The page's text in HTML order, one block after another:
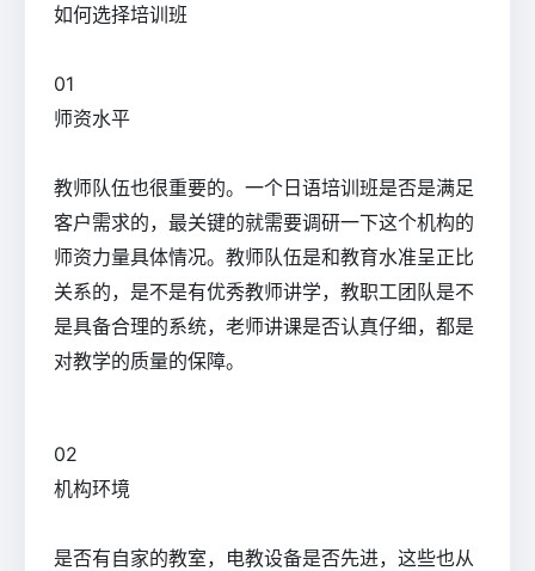
如何选择培训班
01
师资水平
教师队伍也很重要的。一个日语培训班是否是满足
客户需求的，最关键的就需要调研一下这个机构的
师资力量具体情况。教师队伍是和教育水准呈正比
关系的，是不是有优秀教师讲学，教职工团队是不
是具备合理的系统，老师讲课是否认真仔细，都是
对教学的质量的保障。
02
机构环境
是否有自家的教室，电教设备是否先进，这些也从